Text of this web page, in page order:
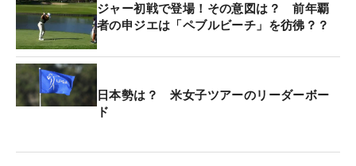
ジャー初戦で登場！その意図は？ 前年覇
者の申ジエは「ペブルビーチ」を彷彿？？
日本勢は？ 米女子ツアーのリーダーボー
ド